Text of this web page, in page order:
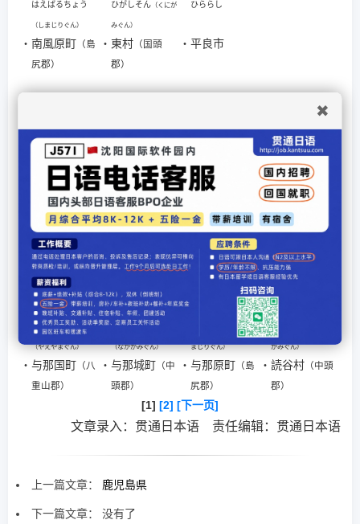
✖
はえばるちょう
（しまじりぐん）
ひがしそん （くにが
みぐん）
ひららし
・ 南風原町 （島
尻郡）
・ 東村 （国頭
郡）
・ 平良市
みなみだいとうそ
（しまじりぐん）
もとぶちょう （くに
がみぐん）
南大東村（島
尻郡）
・本部町（国頭
郡）
や行
よなぐにちょう
（やえやまぐん）
よなしろちょう
（なかがみぐん）
よなばるちょう（し
まじりぐん）
よみたんそん
がみぐん）
・ 与那国町 （八
重山郡）
・ 与那城町 （中
頭郡）
・ 与那原町 （島
尻郡）
・ 読谷村 （中頭
郡）
[1] [2] [下一页]
文章录入：贯通日本语 责任编辑：贯通日本语
上一篇文章： 鹿児島県
下一篇文章： 没有了